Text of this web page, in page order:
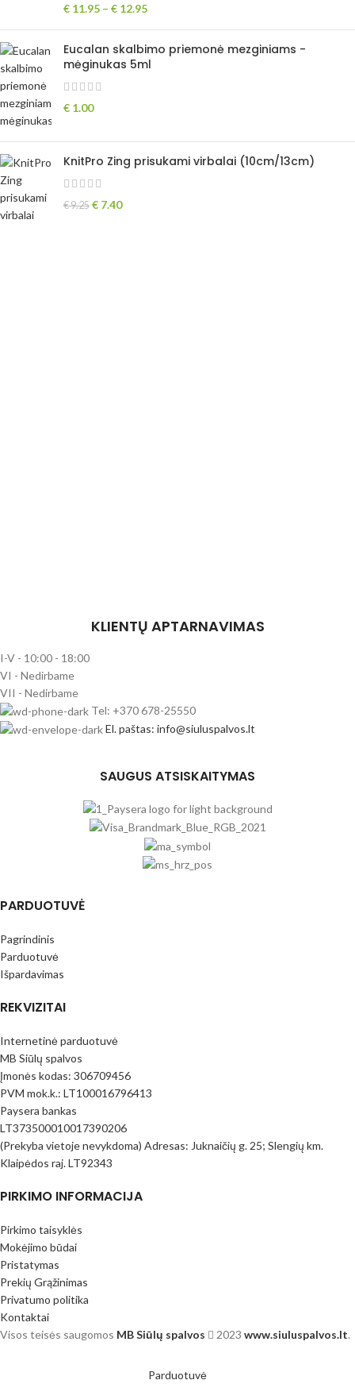
€ 11.95 – € 12.95
Eucalan skalbimo priemonė mezginiams -
mėginukas 5ml
€ 1.00
KnitPro Zing prisukami virbalai (10cm/13cm)
€9.25 € 7.40
KLIENTŲ APTARNAVIMAS
I-V - 10:00 - 18:00
VI - Nedirbame
VII - Nedirbame
Tel: +370 678-25550
El. paštas: info@siuluspalvos.lt
SAUGUS ATSISKAITYMAS
PARDUOTUVĖ
Pagrindinis
Parduotuvė
Išpardavimas
REKVIZITAI
Internetinė parduotuvė
MB Siūlų spalvos
Įmonės kodas: 306709456
PVM mok.k.: LT100016796413
Paysera bankas
LT373500010017390206
(Prekyba vietoje nevykdoma) Adresas: Juknaičių g. 25; Slengių km.
Klaipėdos raj. LT92343
PIRKIMO INFORMACIJA
Pirkimo taisyklės
Mokėjimo būdai
Pristatymas
Prekių Grąžinimas
Privatumo politika
Kontaktai
Visos teisės saugomos MB Siūlų spalvos 2023 www.siuluspalvos.lt.
Parduotuvė